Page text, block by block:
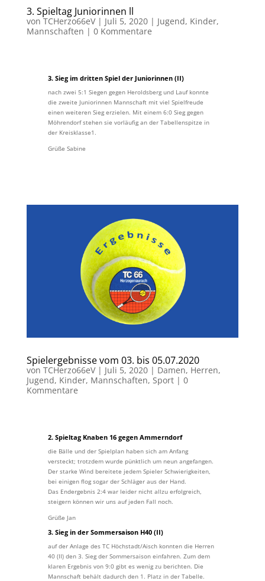
3. Spieltag Juniorinnen ll
vonTCHerzo66eV| Juli 5, 2020| Jugend, Kinder,
Mannschaften | 0 Kommentare
3. Sieg im dritten Spiel der Juniorinnen (II)
nach zwei 5:1 Siegen gegen Heroldsberg und Lauf konnte
die zweite Juniorinnen Mannschaft mit viel Spielfreude
einen weiteren Sieg erzielen. Mit einem 6:0 Sieg gegen
Möhrendorf stehen sie vorläufig an der Tabellenspitze in
der Kreisklasse1.
Grüße Sabine
Spielergebnisse vom 03. bis 05.07.2020
von TCHerzo66eV| Juli 5, 2020| Damen, Herren,
Jugend, Kinder, Mannschaften, Sport| 0
Kommentare
2. Spieltag Knaben 16 gegen Ammerndorf
die Bälle und der Spielplan haben sich am Anfang
versteckt; trotzdem wurde pünktlich um neun angefangen.
Der starke Wind bereitete jedem Spieler Schwierigkeiten,
bei einigen flog sogar der Schläger aus der Hand.
Das Endergebnis 2:4 war leider nicht allzu erfolgreich,
steigern können wir uns auf jeden Fall noch.
Grüße Jan
3. Sieg in der Sommersaison H40 (II)
auf der Anlage des TC Höchstadt/Aisch konnten die Herren
40 (II) den 3. Sieg der Sommersaison einfahren. Zum dem
klaren Ergebnis von 9:0 gibt es wenig zu berichten. Die
Mannschaft behält dadurch den 1. Platz in der Tabelle.